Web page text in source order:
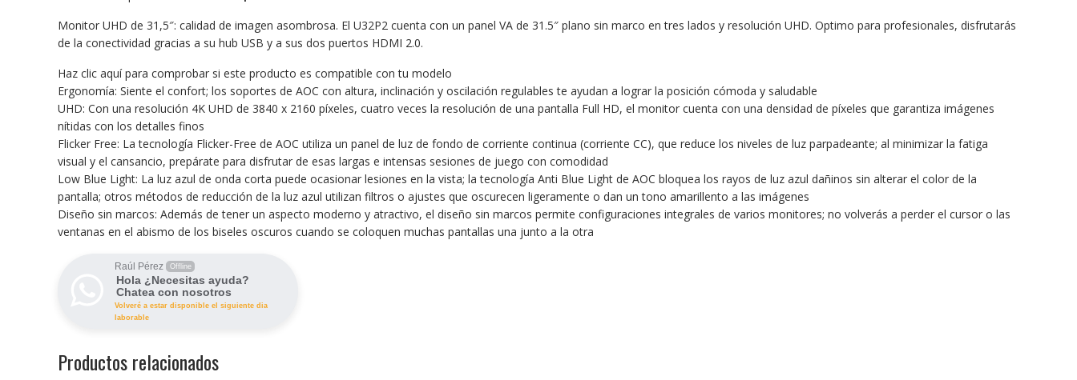
Monitor UHD de 31,5″: calidad de imagen asombrosa. El U32P2 cuenta con un panel VA de 31.5″ plano sin marco en tres lados y resolución UHD. Optimo para profesionales, disfrutarás
de la conectividad gracias a su hub USB y a sus dos puertos HDMI 2.0.
Haz clic aquí para comprobar si este producto es compatible con tu modelo
Ergonomía: Siente el confort; los soportes de AOC con altura, inclinación y oscilación regulables te ayudan a lograr la posición cómoda y saludable
UHD: Con una resolución 4K UHD de 3840 x 2160 píxeles, cuatro veces la resolución de una pantalla Full HD, el monitor cuenta con una densidad de píxeles que garantiza imágenes
nítidas con los detalles finos
Flicker Free: La tecnología Flicker-Free de AOC utiliza un panel de luz de fondo de corriente continua (corriente CC), que reduce los niveles de luz parpadeante; al minimizar la fatiga
visual y el cansancio, prepárate para disfrutar de esas largas e intensas sesiones de juego con comodidad
Low Blue Light: La luz azul de onda corta puede ocasionar lesiones en la vista; la tecnología Anti Blue Light de AOC bloquea los rayos de luz azul dañinos sin alterar el color de la
pantalla; otros métodos de reducción de la luz azul utilizan filtros o ajustes que oscurecen ligeramente o dan un tono amarillento a las imágenes
Diseño sin marcos: Además de tener un aspecto moderno y atractivo, el diseño sin marcos permite configuraciones integrales de varios monitores; no volverás a perder el cursor o las
ventanas en el abismo de los biseles oscuros cuando se coloquen muchas pantallas una junto a la otra
Raúl Pérez Offline
Hola ¿Necesitas ayuda?
Chatea con nosotros
Volveré a estar disponible el siguiente dia
laborable
Productos relacionados